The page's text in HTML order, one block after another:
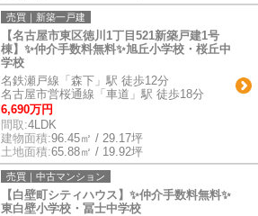
売買｜新築一戸建
【名古屋市東区徳川1丁目521新築戸建1号
棟】✨️仲介手数料無料✨️旭丘小学校・桜丘中
学校
名鉄瀬戸線「森下」駅 徒歩12分
名古屋市営桜通線「車道」駅 徒歩18分
6,690万円
間取:4LDK
建物面積:96.45㎡ / 29.17坪
土地面積:65.88㎡ / 19.92坪
売買｜中古マンション
【白壁町シティハウス】✨️仲介手数料無料✨️
東白壁小学校・冨士中学校